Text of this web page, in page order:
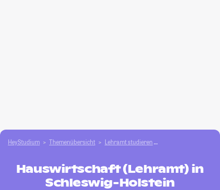
HeyStudium Themenübersicht Lehramt studieren
Hauswirtschaft (Lehramt) in
Schleswig-Holstein